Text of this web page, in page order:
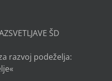
ŠD
razvoj podeželja: